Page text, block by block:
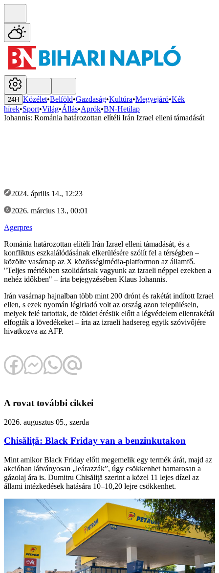
24H Közélet•Belföld•Gazdaság•Kultúra•Megyejáró•Kék
hírek•Sport•Világ•Állás•Aprók•BN-Hetilap
Iohannis: Románia határozottan elítéli Irán Izrael elleni támadását
2024. április 14., 12:23
2026. március 13., 00:01
Agerpres
Románia határozottan elítéli Irán Izrael elleni támadását, és a
konfliktus eszkalálódásának elkerülésére szólít fel a térségben –
közölte vasárnap az X közösségimédia-platformon az államfő.
"Teljes mértékben szolidárisak vagyunk az izraeli néppel ezekben a
nehéz időkben" – írta bejegyzésében Klaus Iohannis.
Irán vasárnap hajnalban több mint 200 drónt és rakétát indított Izrael
ellen, s ezek nyomán légiriadó volt az ország azon településein,
melyek felé tartottak, de földet érésük előtt a légvédelem ellenrakétái
elfogták a lövedékeket – írta az izraeli hadsereg egyik szóvivőjére
hivatkozva az AFP.
A rovat további cikkei
2026. augusztus 05., szerda
Chisăliță: Black Friday van a benzinkutakon
Mint amikor Black Friday előtt megemelik egy termék árát, majd az
akcióban látványosan „leárazzák”, úgy csökkenhet hamarosan a
gázolaj ára is. Dumitru Chisăliță szerint a közel 11 lejes dízel az
állami intézkedések hatására 10–10,20 lejre csökkenhet.